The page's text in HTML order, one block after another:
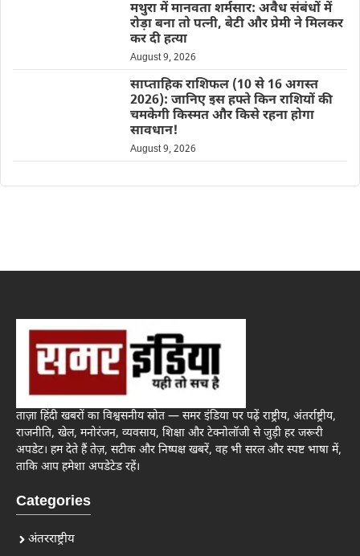
मथुरा में मानवता शर्मसार: अवैध संबंधों में
रोड़ा बना तो पत्नी, बेटी और प्रेमी ने मिलकर
कर दी हत्या
August 9, 2026
साप्ताहिक राशिफल (10 से 16 अगस्त
2026): जानिए इस हफ्ते किन राशियों की
चमकेगी किस्मत और किसे रहना होगा
सावधान!
August 9, 2026
ताज़ा हिंदी खबरों का विश्वसनीय स्रोत — समर इंडिया पर पढ़ें राष्ट्रीय, अंतर्राष्ट्रीय,
राजनीति, खेल, मनोरंजन, व्यवसाय, शिक्षा और टेक्नोलॉजी से जुड़ी हर जरूरी
अपडेट। हम देते हैं तेज़, सटीक और निष्पक्ष खबरें, वह भी सरल और स्पष्ट भाषा में,
ताकि आप हमेशा अपडेटेड रहें।
Categories
अंतरराष्ट्रीय